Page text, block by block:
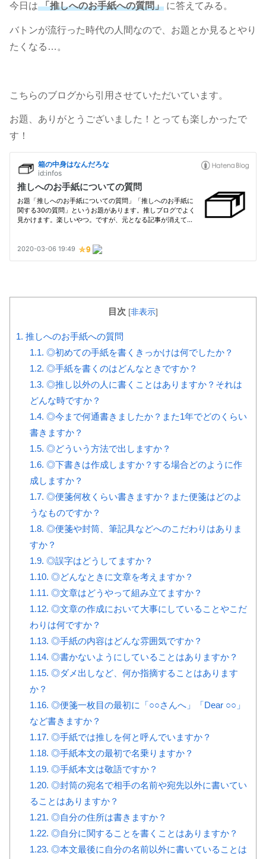
今日は「推しへのお手紙への質問」 に答えてみる。
バトンが流行った時代の人間なので、お題とか見るとやり
たくなる…。
こちらのブログから引用させていただいています。
お題、ありがとうございました！とっても楽しかったで
す！
目次 [非表示]
1. 推しへのお手紙への質問
1.1. ◎初めての手紙を書くきっかけは何でしたか？
1.2. ◎手紙を書くのはどんなときですか？
1.3. ◎推し以外の人に書くことはありますか？それは
どんな時ですか？
1.4. ◎今まで何通書きましたか？また1年でどのくらい
書きますか？
1.5. ◎どういう方法で出しますか？
1.6. ◎下書きは作成しますか？する場合どのように作
成しますか？
1.7. ◎便箋何枚くらい書きますか？また便箋はどのよ
うなものですか？
1.8. ◎便箋や封筒、筆記具などへのこだわりはありま
すか？
1.9. ◎誤字はどうしてますか？
1.10. ◎どんなときに文章を考えますか？
1.11. ◎文章はどうやって組み立てますか？
1.12. ◎文章の作成において大事にしていることやこだ
わりは何ですか？
1.13. ◎手紙の内容はどんな雰囲気ですか？
1.14. ◎書かないようにしていることはありますか？
1.15. ◎ダメ出しなど、何か指摘することはあります
か？
1.16. ◎便箋一枚目の最初に「○○さんへ」「Dear ○○」
など書きますか？
1.17. ◎手紙では推しを何と呼んでいますか？
1.18. ◎手紙本文の最初で名乗りますか？
1.19. ◎手紙本文は敬語ですか？
1.20. ◎封筒の宛名で相手の名前や宛先以外に書いてい
ることはありますか？
1.21. ◎自分の住所は書きますか？
1.22. ◎自分に関することを書くことはありますか？
1.23. ◎本文最後に自分の名前以外に書いていることは